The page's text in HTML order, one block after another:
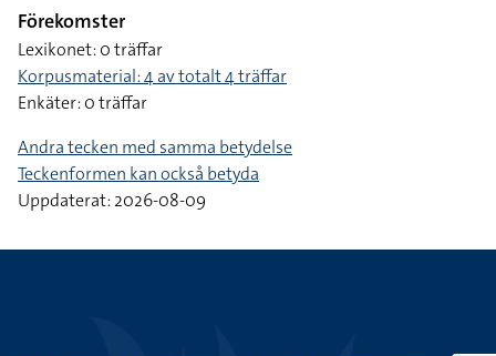
Förekomster
Lexikonet: 0 träffar
Korpusmaterial: 4 av totalt 4 träffar
Enkäter: 0 träffar
Andra tecken med samma betydelse
Teckenformen kan också betyda
Uppdaterat: 2026-08-09